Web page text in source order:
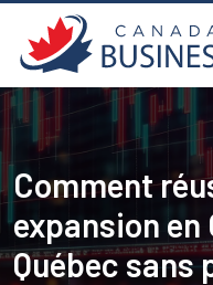
Comment
expansion en
Québec sans